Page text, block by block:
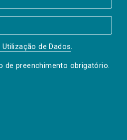
de Dados.
de preenchimento obrigatório.